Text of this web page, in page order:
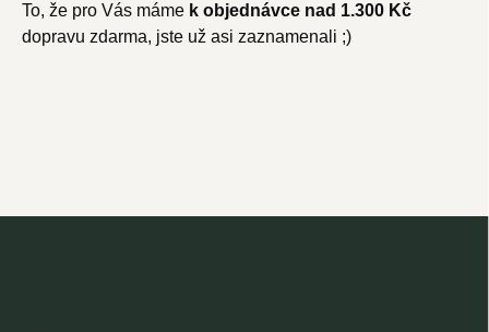
To, že pro Vás máme k objednávce nad 1.300 Kč
dopravu zdarma, jste už asi zaznamenali ;)